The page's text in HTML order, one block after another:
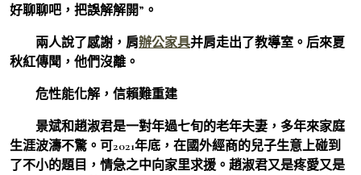
好聊聊吧，把誤解解開”。
兩人說了感謝，肩辦公家具并肩走出了教導室。后來夏
秋紅傳聞，他們沒離。
危性能化解，信賴難重建
景斌和趙淑君是一對年過七旬的老年夫妻，多年來家庭
生涯波濤不驚。可2021年底，在國外經商的兒子生意上碰到
了不小的題目，情急之中向家里求援。趙淑君又是疼愛又是